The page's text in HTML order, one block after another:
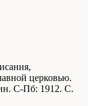
церковью.
С-Пб: 1912. С.